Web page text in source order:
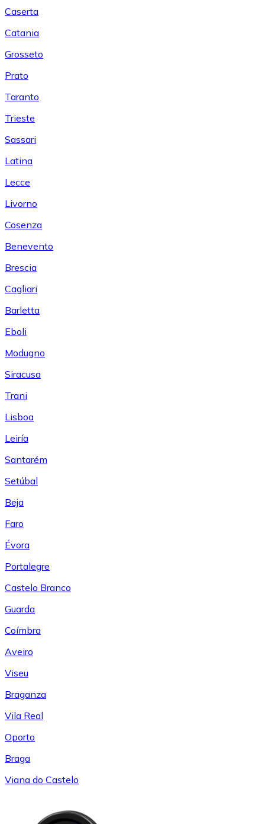
Caserta
Catania
Grosseto
Prato
Taranto
Trieste
Sassari
Latina
Lecce
Livorno
Cosenza
Benevento
Brescia
Cagliari
Barletta
Eboli
Modugno
Siracusa
Trani
Lisboa
Leiría
Santarém
Setúbal
Beja
Faro
Évora
Portalegre
Castelo Branco
Guarda
Coímbra
Aveiro
Viseu
Braganza
Vila Real
Oporto
Braga
Viana do Castelo